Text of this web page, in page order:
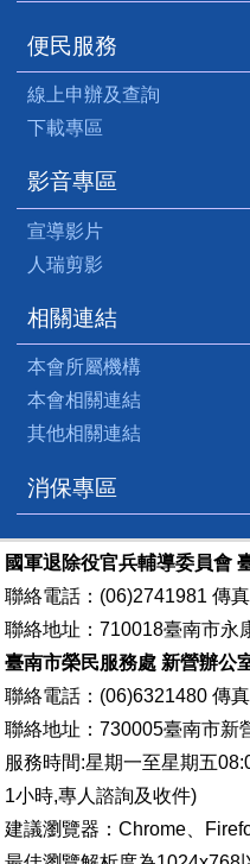
便民服務
線上申辦及查詢
下載專區
影音專區
宣導影片
人瑞剪影
相關連結
本會所屬機構
本會相關連結
其他相關連結
消保專區
國軍退除役官兵輔導委員會
聯絡電話：(06)2741981 傳
聯絡地址：710018臺南市永
臺南市榮民服務處 新營辦公
聯絡電話：(06)6321480 傳
聯絡地址：730005臺南市新
服務時間:星期一至星期五
1小時,專人諮詢及收件)
建議瀏覽器：Chrome、